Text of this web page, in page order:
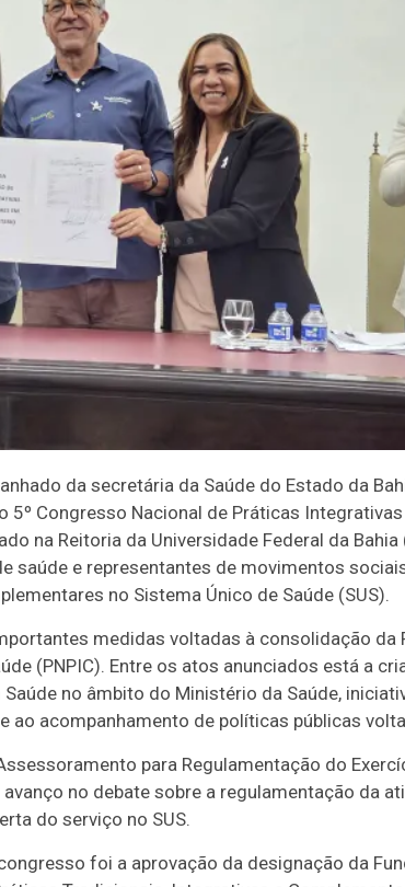
da secretária da Saúde do Estado da
Congresso Nacional de Práticas
na Reitoria da Universidade Federal da
saúde e representantes de movimentos
no Sistema Único de Saúde (SUS).
medidas voltadas à consolidação da
(PNPIC). Entre os atos anunciados está a
no âmbito do Ministério da Saúde,
acompanhamento de políticas públicas
para Regulamentação do
no debate sobre a regulamentação da
do serviço no SUS.
foi a aprovação da designação da